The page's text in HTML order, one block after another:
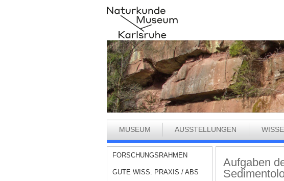
MUSEUM AUSSTELLUNGEN
FORSCHUNGSRAHMEN
GUTE WISS. PRAXIS / ABS
Aufgaben